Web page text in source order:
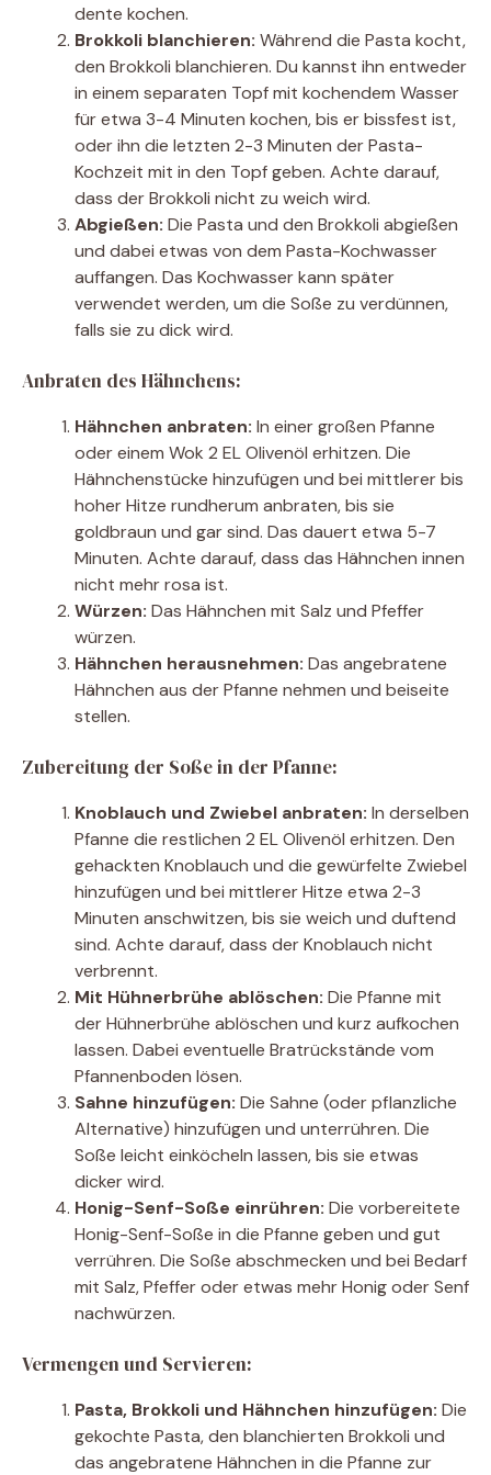
dente kochen.
Brokkoli blanchieren: Während die Pasta kocht,
den Brokkoli blanchieren. Du kannst ihn entweder
in einem separaten Topf mit kochendem Wasser
für etwa 3-4 Minuten kochen, bis er bissfest ist,
oder ihn die letzten 2-3 Minuten der Pasta-
Kochzeit mit in den Topf geben. Achte darauf,
dass der Brokkoli nicht zu weich wird.
Abgießen: Die Pasta und den Brokkoli abgießen
und dabei etwas von dem Pasta-Kochwasser
auffangen. Das Kochwasser kann später
verwendet werden, um die Soße zu verdünnen,
falls sie zu dick wird.
Anbraten des Hähnchens:
Hähnchen anbraten: In einer großen Pfanne
oder einem Wok 2 EL Olivenöl erhitzen. Die
Hähnchenstücke hinzufügen und bei mittlerer bis
hoher Hitze rundherum anbraten, bis sie
goldbraun und gar sind. Das dauert etwa 5-7
Minuten. Achte darauf, dass das Hähnchen innen
nicht mehr rosa ist.
Würzen: Das Hähnchen mit Salz und Pfeffer
würzen.
Hähnchen herausnehmen: Das angebratene
Hähnchen aus der Pfanne nehmen und beiseite
stellen.
Zubereitung der Soße in der Pfanne:
Knoblauch und Zwiebel anbraten: In derselben
Pfanne die restlichen 2 EL Olivenöl erhitzen. Den
gehackten Knoblauch und die gewürfelte Zwiebel
hinzufügen und bei mittlerer Hitze etwa 2-3
Minuten anschwitzen, bis sie weich und duftend
sind. Achte darauf, dass der Knoblauch nicht
verbrennt.
Mit Hühnerbrühe ablöschen: Die Pfanne mit
der Hühnerbrühe ablöschen und kurz aufkochen
lassen. Dabei eventuelle Bratrückstände vom
Pfannenboden lösen.
Sahne hinzufügen: Die Sahne (oder pflanzliche
Alternative) hinzufügen und unterrühren. Die
Soße leicht einköcheln lassen, bis sie etwas
dicker wird.
Honig-Senf-Soße einrühren: Die vorbereitete
Honig-Senf-Soße in die Pfanne geben und gut
verrühren. Die Soße abschmecken und bei Bedarf
mit Salz, Pfeffer oder etwas mehr Honig oder Senf
nachwürzen.
Vermengen und Servieren:
Pasta, Brokkoli und Hähnchen hinzufügen: Die
gekochte Pasta, den blanchierten Brokkoli und
das angebratene Hähnchen in die Pfanne zur